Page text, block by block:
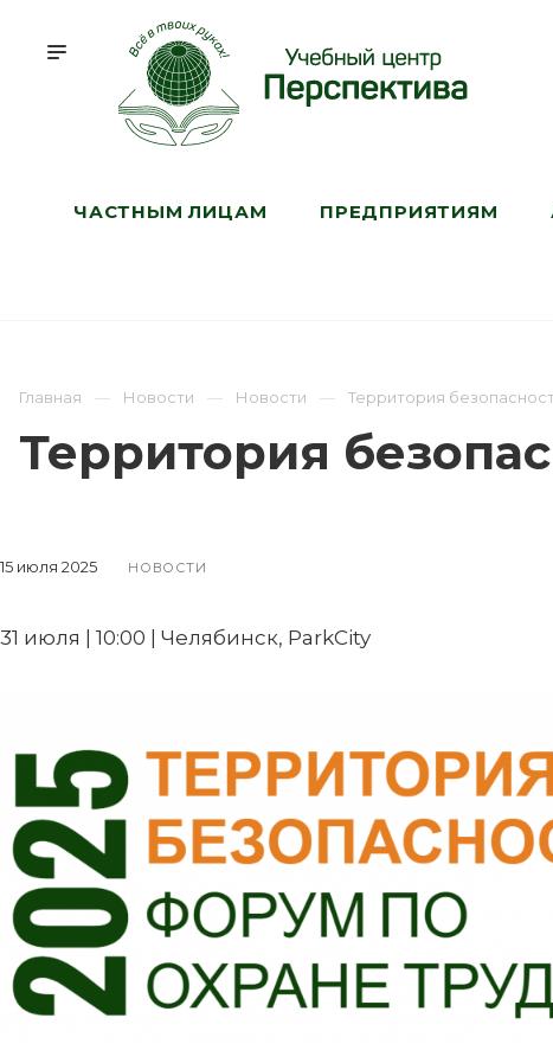
ЧАСТНЫМ ЛИЦАМ ПРЕДПРИЯТИЯМ
Главная Новости Новости Территория
Территория
15 июля 2025 НОВОСТИ
31 июля | 10:00 | Челябинск, ParkCity